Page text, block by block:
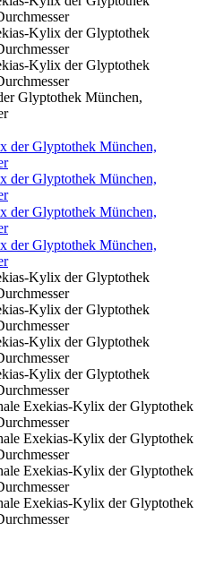
Glyptothek München,